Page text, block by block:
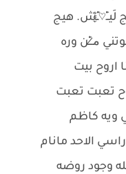
لَيــِْ♡̷̴̬̩̃̊ـِْش. هيج
م̷ـــِْن وره
اروح بيت
تعبت تعبت
ويه كاظم
الاحد مانام
وجود روضه